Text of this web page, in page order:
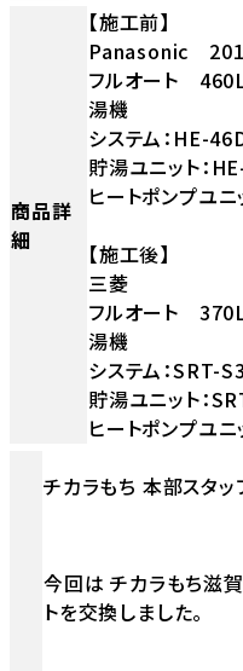
商品詳
細
【施工前】
Panasonic
フルオート
湯機
システム：HE-
貯湯ユニット：
ヒートポンプユ
【施工後】
三菱
フルオート
湯機
システム：SRT-
貯湯ユニット：
ヒートポンプユ
チカラもち 本部スタッ
今回は チカラもち滋
トを交換しました。